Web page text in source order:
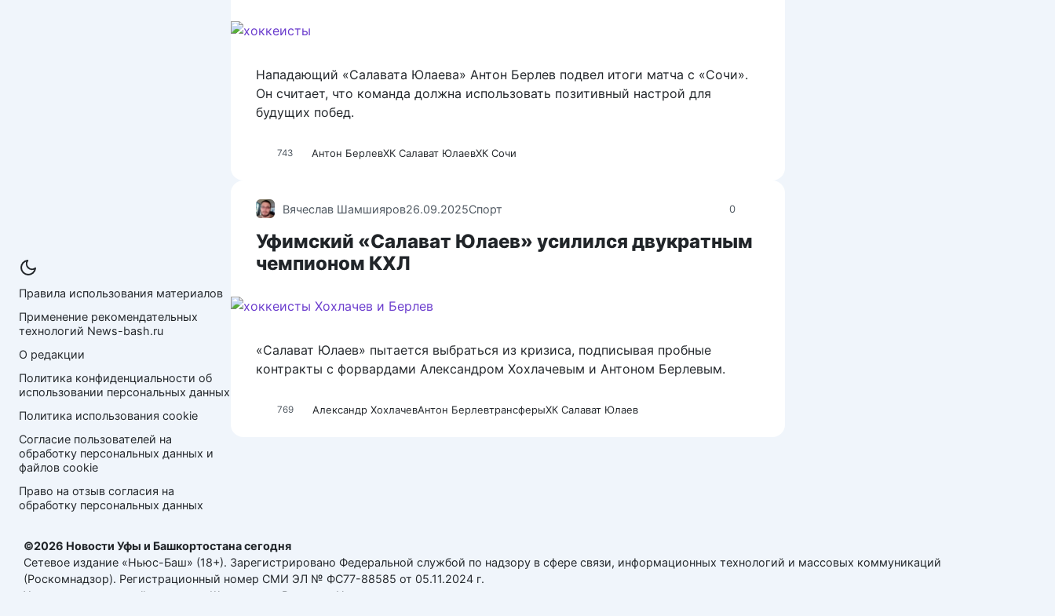
Нападающий «Салавата Юлаева» Антон Берлев подвел итоги матча с «Сочи».
Он считает, что команда должна использовать позитивный настрой для
будущих побед.
743 Антон БерлевХК Салават ЮлаевХК Сочи
0
Вячеслав Шамшияров26.09.2025Спорт
Уфимский «Салават Юлаев» усилился двукратным
чемпионом КХЛ
«Салават Юлаев» пытается выбраться из кризиса, подписывая пробные
контракты с форвардами Александром Хохлачевым и Антоном Берлевым.
769 Александр ХохлачевАнтон БерлевтрансферыХК Салават Юлаев
Правила использования материалов
Применение рекомендательных
технологий News-bash.ru
О редакции
Политика конфиденциальности об
использовании персональных данных
Политика использования cookie
Согласие пользователей на
обработку персональных данных и
файлов cookie
Право на отзыв согласия на
обработку персональных данных
©2026 Новости Уфы и Башкортостана сегодня
Сетевое издание «Ньюс-Баш» (18+). Зарегистрировано Федеральной службой по надзору в сфере связи, информационных технологий и массовых коммуникаций
(Роскомнадзор). Регистрационный номер СМИ ЭЛ № ФС77-88585 от 05.11.2024 г.
Учредитель и главный редактор: Шамшияров Вячеслав Никитич